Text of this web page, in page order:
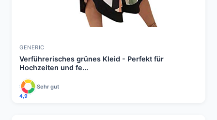
GENERIC
Verführerisches grünes Kleid - Perfekt für
Hochzeiten und fe...
4,9
Sehr gut